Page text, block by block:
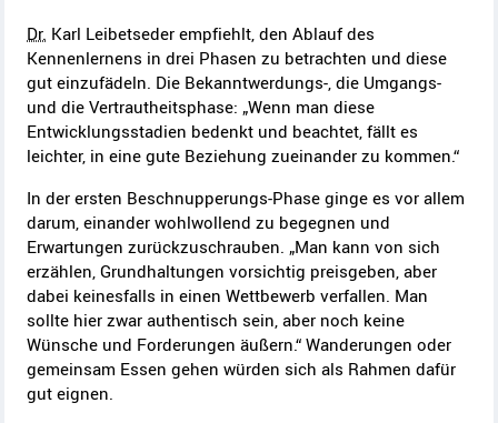
Dr. Karl Leibetseder empfiehlt, den Ablauf des
Kennenlernens in drei Phasen zu betrachten und diese
gut einzufädeln. Die Bekanntwerdungs-, die Umgangs-
und die Vertrautheitsphase: „Wenn man diese
Entwicklungsstadien bedenkt und beachtet, fällt es
leichter, in eine gute Beziehung zueinander zu kommen.“
In der ersten Beschnupperungs-Phase ginge es vor allem
darum, einander wohlwollend zu begegnen und
Erwartungen zurückzuschrauben. „Man kann von sich
erzählen, Grundhaltungen vorsichtig preisgeben, aber
dabei keinesfalls in einen Wettbewerb verfallen. Man
sollte hier zwar authentisch sein, aber noch keine
Wünsche und Forderungen äußern.“ Wanderungen oder
gemeinsam Essen gehen würden sich als Rahmen dafür
gut eignen.